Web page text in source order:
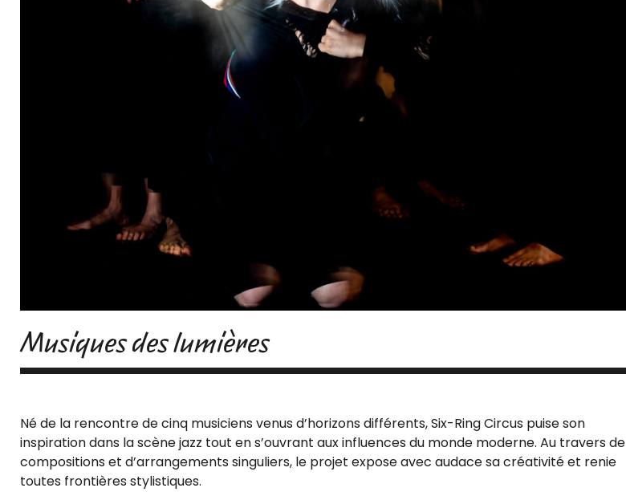
Musiques des lumières
Né de la rencontre de cinq musiciens venus d’horizons différents, Six-Ring Circus puise son
inspiration dans la scène jazz tout en s’ouvrant aux influences du monde moderne. Au travers de
compositions et d’arrangements singuliers, le projet expose avec audace sa créativité et renie
toutes frontières stylistiques.